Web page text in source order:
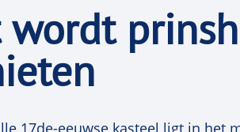
wordt
17de-eeuwse kasteel ligt in het